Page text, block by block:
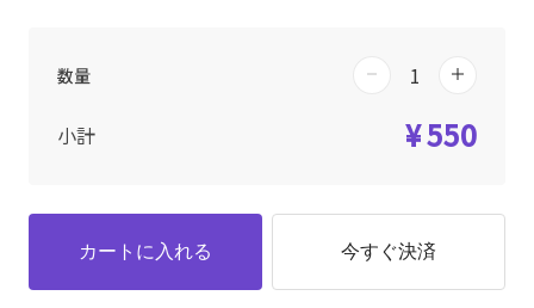
数量
小計 ¥ 550
カートに入れる 今すぐ決済